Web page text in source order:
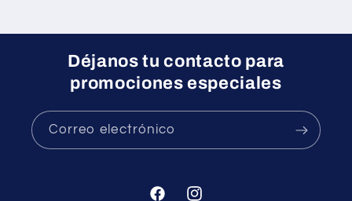
Déjanos tu contacto para
promociones especiales
Correo electrónico